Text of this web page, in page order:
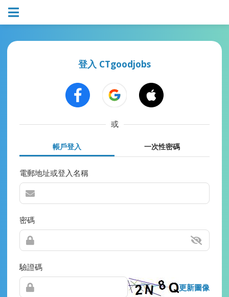
登入 CTgoodjobs
或
帳戶登入 一次性密碼
電郵地址或登入名稱
密碼
驗證碼
更新圖像